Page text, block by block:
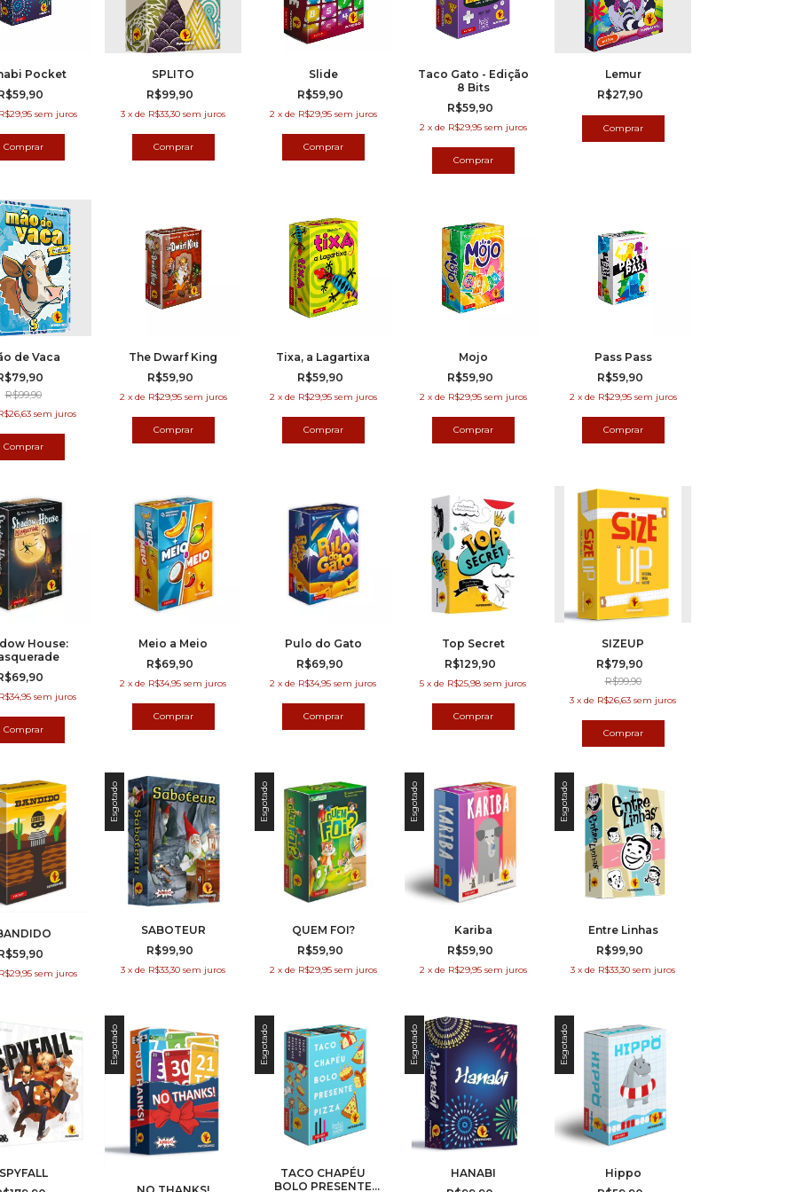
Pocket
sem juros
SPLITO
R$99,90
3 x de R$33,30 sem juros
Slide
R$59,90
2 x de R$29,95 sem juros
Taco Gato - Edição
8 Bits
R$59,90
2 x de R$29,95 sem juros
Lemur
R$27,90
de Vaca
R$99,90
sem juros
The Dwarf King
R$59,90
2 x de R$29,95 sem juros
Tixa, a Lagartixa
R$59,90
2 x de R$29,95 sem juros
Mojo
R$59,90
2 x de R$29,95 sem juros
Pass Pass
R$59,90
2 x de R$29,95 sem juros
House:
sem juros
Meio a Meio
R$69,90
2 x de R$34,95 sem juros
Pulo do Gato
R$69,90
2 x de R$34,95 sem juros
Top Secret
R$129,90
5 x de R$25,98 sem juros
SIZEUP
R$79,90
R$99,90
3 x de R$26,63 sem juros
sem juros
Esgotado
SABOTEUR
R$99,90
3 x de R$33,30 sem juros
Esgotado
QUEM FOI?
R$59,90
2 x de R$29,95 sem juros
Esgotado
Kariba
R$59,90
2 x de R$29,95 sem juros
Esgotado
Entre Linhas
R$99,90
3 x de R$33,30 sem juros
Esgotado Esgotado
TACO CHAPÉU
BOLO PRESENTE
Esgotado
HANABI
Esgotado
Hippo